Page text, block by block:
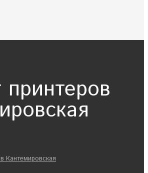
Кантемировская